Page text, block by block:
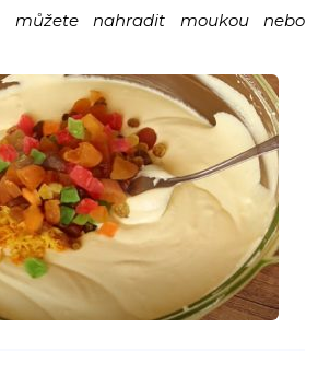
můžete nahradit moukou nebo